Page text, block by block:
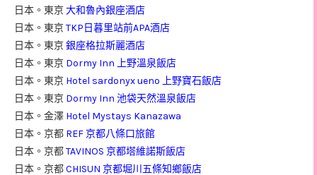
日本。東京大和魯內銀座酒店
日本。東京TKP日暮里站前APA酒店
日本。東京銀座格拉斯麗酒店
日本。東京 Dormy Inn 上野溫泉飯店
日本。東京 Hotel sardonyx ueno 上野寶石飯店
日本。東京 Dormy Inn 池袋天然溫泉飯店
日本。金澤 Hotel Mystays Kanazawa
日本。京都 REF 京都八條口旅館
日本。京都TAVINOS 京都塔維諾斯飯店
日本。京都CHISUN 京都堀川五條知鄉飯店